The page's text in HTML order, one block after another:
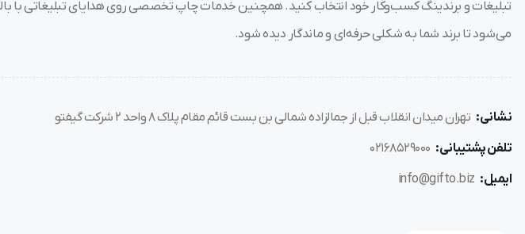
توان واقعی(RMS) : 3W
وزن : 187g
تبلیغات و برندینگ کسب‌وکار خود انتخاب کنید. همچنین خدمات چاپ تخصصی روی هدایای تبلیغاتی با
می‌شود تا برند شما به شکلی حرفه‌ای و ماندگار دیده شود.
نشانی: تهران میدان انقلاب قبل از جمالزاده شمالی بن بست قائم مقام پلاک 8 واحد 2 شرکت گیفتو
تلفن پشتیبانی: 02168529000
ایمیل: info@gifto.biz